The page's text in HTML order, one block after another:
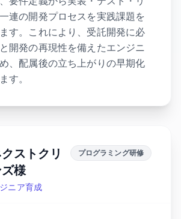
連の開発プロセスを実践課題を
す。これにより、受託開発に必
開発の再現性を備えたエンジニ
、配属後の立ち上がりの早期化
す。
ストクリ
様
ニア育成
プログラミング研修